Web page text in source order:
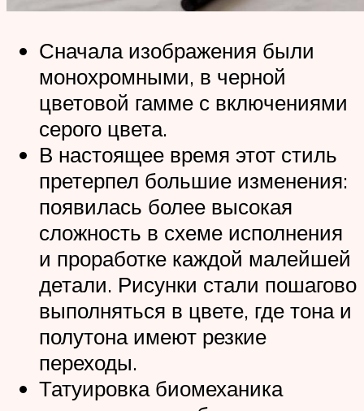
Сначала изображения были
монохромными, в черной
цветовой гамме с включениями
серого цвета.
В настоящее время этот стиль
претерпел большие изменения:
появилась более высокая
сложность в схеме исполнения
и проработке каждой малейшей
детали. Рисунки стали пошагово
выполняться в цвете, где тона и
полутона имеют резкие
переходы.
Татуировка биомеханика